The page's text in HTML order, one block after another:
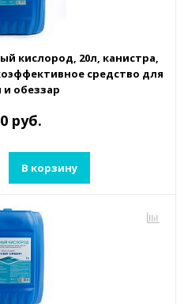
кислород, 20л, канистра,
средство для
и обеззар
руб.
В корзину